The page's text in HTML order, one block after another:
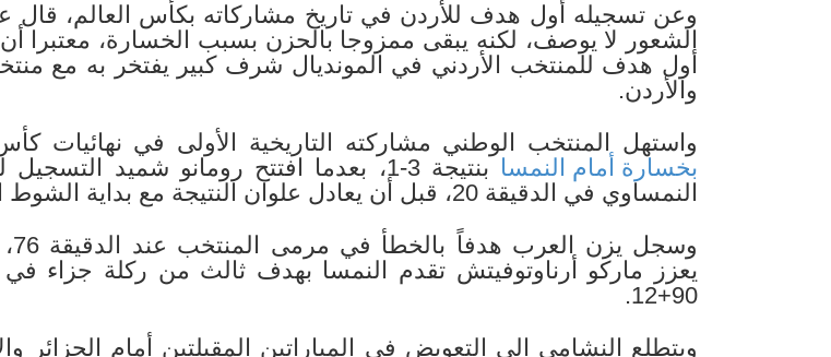
وعن تسجيله أول هدف للأردن في تاريخ مشاركاته بكأس العالم، قال
الشعور لا يوصف، لكنه يبقى ممزوجا بالحزن بسبب الخسارة، معتبرا
أول هدف للمنتخب الأردني في المونديال شرف كبير يفتخر به مع
والأردن.
واستهل المنتخب الوطني مشاركته التاريخية الأولى في نهائيات
بخسارة أمام النمسا
بنتيجة 3-1، بعدما افتتح رومانو شميد
النمساوي في الدقيقة 20، قبل أن يعادل علوان النتيجة مع بداية الشوط الثاني.
وسجل
يعزز ماركو أرناوتوفيتش تقدم النمسا بهدف ثالث من ركلة جزاء في
90+12.
ويتطلع النشامى إلى التعويض في المباراتين المقبلتين أمام الجزائر